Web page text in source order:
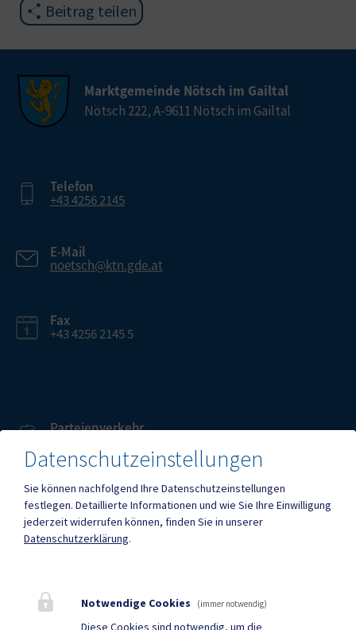
Beitrag teilen
Marktgemeinde Nötsch im Gailtal
Nötsch 222, A-9611 Nötsch im Gailtal
Telefon
+43 4256 2145
E-Mail
noetsch@ktn.gde.at
Fax
+43 4256 2145 5
Parteienverkehr
Amtsstunden
Heute , 08:00 – 12:00 Uhr
Quicklinks
Datenschutzeinstellungen
Sie können nachfolgend Ihre Datenschutzeinstellungen
festlegen. Detaillierte Informationen und wie Sie Ihre Einwilligung
jederzeit widerrufen können, finden Sie in unserer
Datenschutzerklärung.
Notwendige Cookies (immer notwendig)
Diese Cookies sind notwendig, um die